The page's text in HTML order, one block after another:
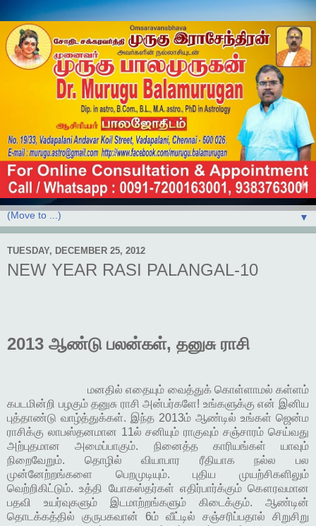
▼
TUESDAY, DECEMBER 25, 2012
NEW YEAR RASI PALANGAL-10
2013 ஆண்டு பலன்கள், தனுசு ராசி
மனதில் எதையும் வைத்துக் கொள்ளாமல் கள்ளம்
கபடமின்றி பழகும் தனுசு ராசி அன்பர்களே! உங்களுக்கு என் இனிய
புத்தாண்டு வாழ்த்துக்கள். இந்த 2013ம் ஆண்டில் உங்கள் ஜென்ம
ராசிக்கு லாபஸ்தனமான 11ல் சனியும் ராகுவும் சஞ்சாரம் செய்வது
அற்புதமான அமைப்பாகும். நினைத்த காரியங்கள் யாவும்
நிறைவேறும். தொழில் வியாபார ரீதியாக நல்ல பல
முன்னேற்றங்களை பெறமுடியும். புதிய முயற்சிகளிலும்
வெற்றிகிட்டும். உத்தி யோகஸ்தர்கள் எதிர்பார்க்கும் கௌரவமான
பதவி உயர்வுகளும் இடமாற்றங்களும் கிடைக்கும். ஆண்டின்
தொடக்கத்தில் குருபகவான் 6ம் வீட்டில் சஞ்சரிப்பதால் சிறுசிறு